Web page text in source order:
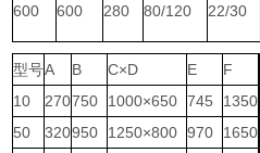
600 600 280 80/120 22/30
型号A B C×D E
F
10
270750 1000×650 745
1350
50
320950 1250×800 970
1650